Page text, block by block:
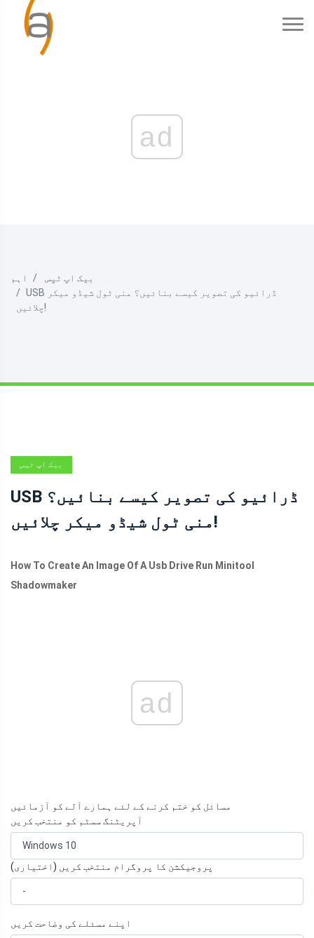
ad
اہم
بیک اپ ٹپس
USB ڈرائیو کی تصویر کیسے بنائیں؟ منی ٹول شیڈو میکر
چلائیں!
بیک اپ ٹپس
USB ڈرائیو کی تصویر کیسے بنائیں؟
منی ٹول شیڈو میکر چلائیں!
How To Create An Image Of A Usb Drive Run Minitool
Shadowmaker
ad
مسائل کو ختم کرنے کے لئے ہمارے آلے کو آزمائیں
آپریٹنگ سسٹم کو منتخب کریں
پروجیکشن کا پروگرام منتخب کریں (اختیاری)
اپنے مسئلے کی وضاحت کریں